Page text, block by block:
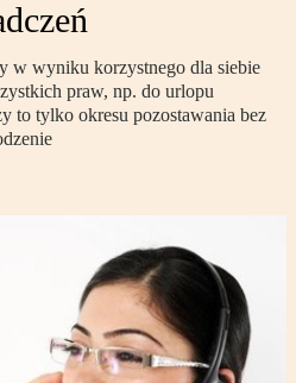
w wyniku korzystnego dla siebie
praw, np. do urlopu
to tylko okresu pozostawania bez